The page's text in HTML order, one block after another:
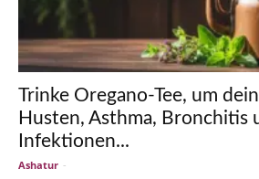
Trinke Oregano-Tee, um
Husten, Asthma, Bronchitis
Infektionen...
Ashatur -